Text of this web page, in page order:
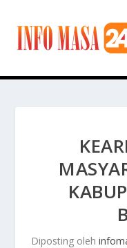
Diposting oleh